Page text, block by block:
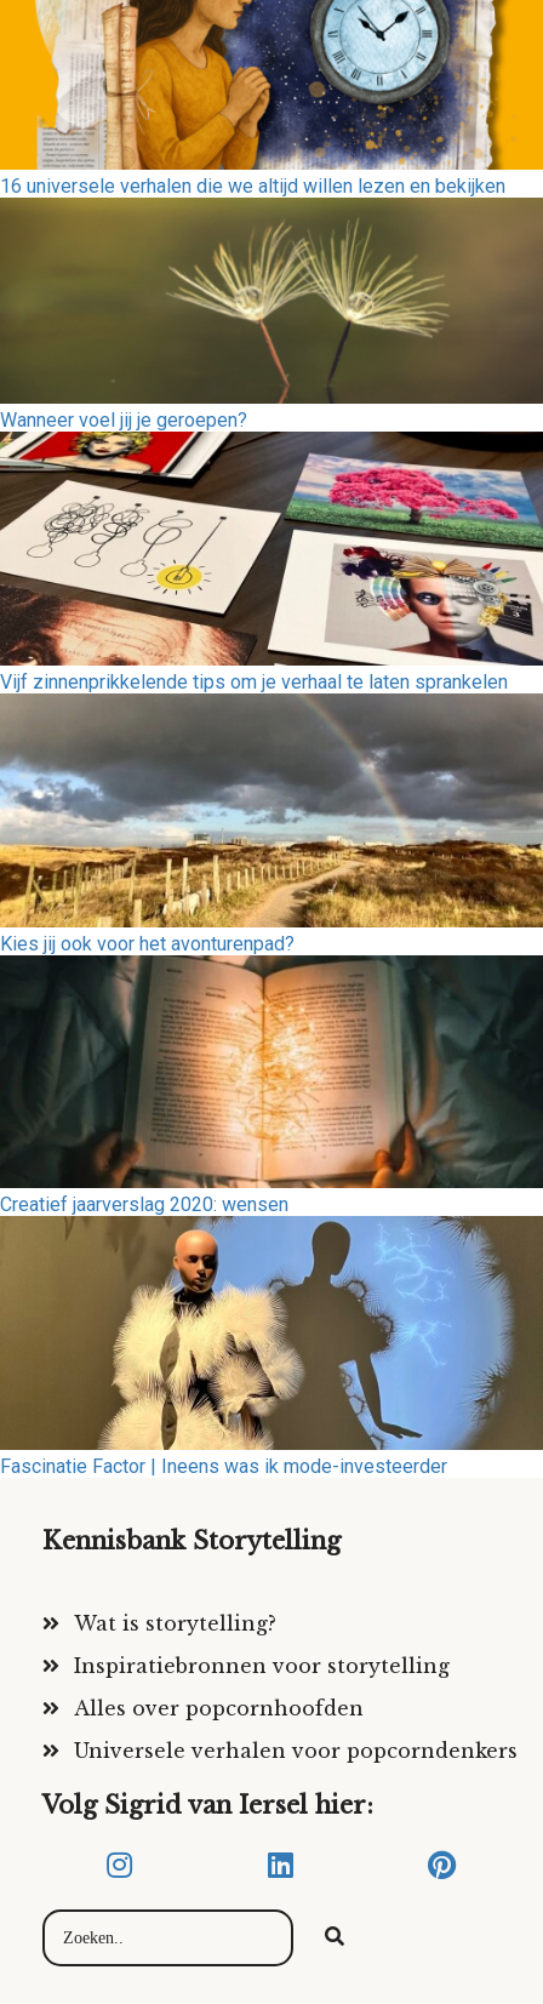
16 universele verhalen die we altijd willen lezen en bekijken
Wanneer voel jij je geroepen?
Vijf zinnenprikkelende tips om je verhaal te laten sprankelen
Kies jij ook voor het avonturenpad?
Creatief jaarverslag 2020: wensen
Fascinatie Factor | Ineens was ik mode-investeerder
Kennisbank Storytelling
Wat is storytelling?
Inspiratiebronnen voor storytelling
Alles over popcornhoofden
Universele verhalen voor popcorndenkers
Volg Sigrid van Iersel hier: